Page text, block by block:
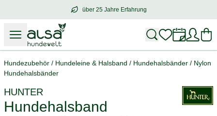
über 25 Jahre Erfahrung
über25 Jahre Erfahrung
Hundezubehör / Hundeleine & Halsband / Hundehalsbänder / Nylon
Hundehalsbänder
HUNTER
Hundehalsband